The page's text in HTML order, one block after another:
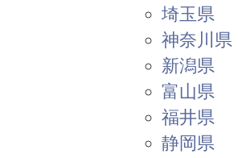
埼玉県
神奈川県
新潟県
富山県
福井県
静岡県